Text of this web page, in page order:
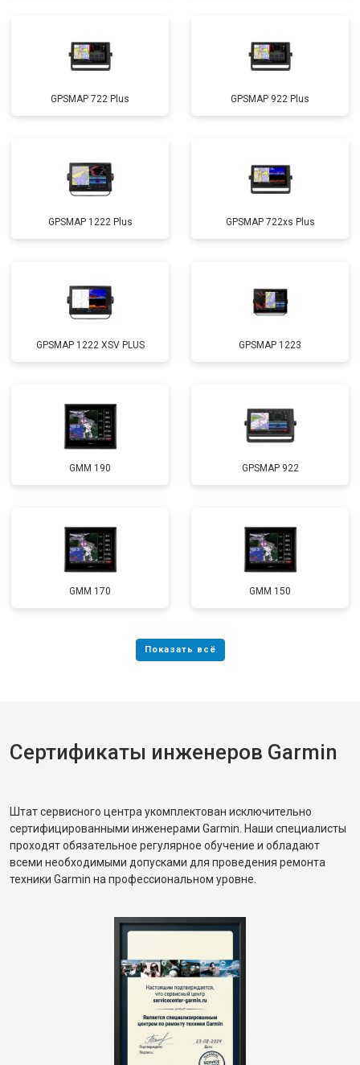
GPSMAP 722 Plus GPSMAP 922 Plus
GPSMAP 1222 Plus GPSMAP 722xs Plus
GPSMAP 1222 XSV PLUS GPSMAP 1223
GMM 190 GPSMAP 922
GMM 170 GMM 150
Сертификаты инженеров Garmin
Штат сервисного центра укомплектован исключительно
сертифицированными инженерами Garmin. Наши специалисты
проходят обязательное регулярное обучение и обладают
всеми необходимыми допусками для проведения ремонта
техники Garmin на профессиональном уровне.